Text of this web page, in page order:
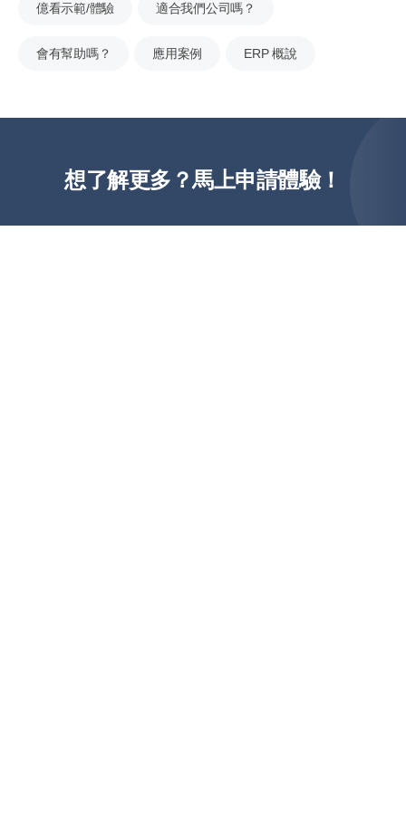
億看示範/體驗 適合我們公司嗎？
會有幫助嗎？ 應用案例 ERP 概說
想了解更多？馬上申請體驗！